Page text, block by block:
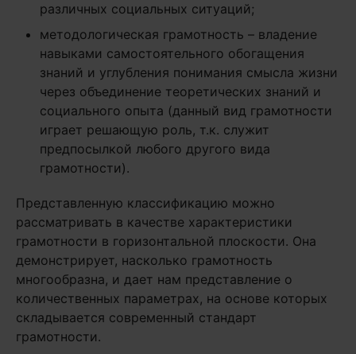
различных социальных ситуаций;
методологическая грамотность – владение
навыками самостоятельного обогащения
знаний и углубления понимания смысла жизни
через объединение теоретических знаний и
социального опыта (данный вид грамотности
играет решающую роль, т.к. служит
предпосылкой любого другого вида
грамотности).
Представленную классификацию можно
рассматривать в качестве характеристики
грамотности в горизонтальной плоскости. Она
демонстрирует, насколько грамотность
многообразна, и дает нам представление о
количественных параметрах, на основе которых
складывается современный стандарт
грамотности.